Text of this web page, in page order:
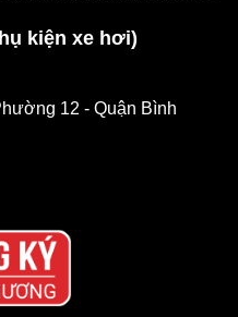
kiện xe hơi)
12 - Quận Bình